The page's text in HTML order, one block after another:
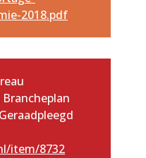
2018.pdf
item/8732